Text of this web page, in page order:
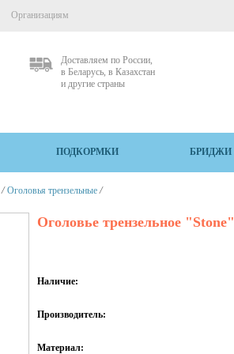
Организациям
Доставляем по России,
в Беларусь, в Казахстан
и другие страны
ПОДКОРМКИ БРИДЖИ
/ Оголовья трензельные /
Оголовье трензельное "Stone"
Наличие:
Производитель:
Материал: